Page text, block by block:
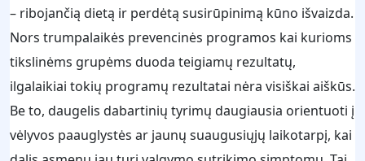
– ribojančią dietą ir perdėtą susirūpinimą kūno išvaizda.
Nors trumpalaikės prevencinės programos kai kurioms
tikslinėms grupėms duoda teigiamų rezultatų,
ilgalaikiai tokių programų rezultatai nėra visiškai aiškūs.
Be to, daugelis dabartinių tyrimų daugiausia orientuoti į
vėlyvos paauglystės ar jaunų suaugusiųjų laikotarpį, kai